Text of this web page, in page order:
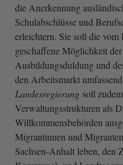
die Anerkennung
Schulabschlüsse und
erleichtern. Sie soll die vom
geschaffene Möglichkeit der
Ausbildungsduldung und
den Arbeitsmarkt
Landesregierung soll
Verwaltungsstrukturen als
Willkommensbehörden
Migrantinnen und
Sachsen-Anhalt leben, den